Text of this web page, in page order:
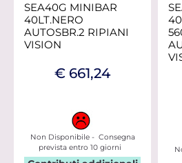
SEA40G MINIBAR
40LT.NERO
AUTOSBR.2 RIPIANI
VISION
€ 661,24
Non Disponibile - Consegna
prevista entro 10 giorni